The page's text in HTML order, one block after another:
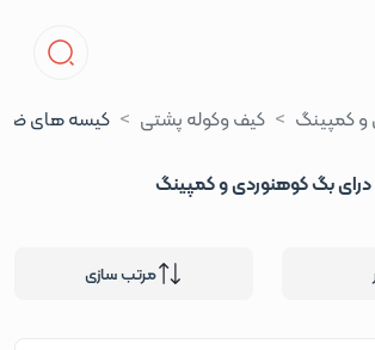
و کمپینگ کیف وکوله پشتی
کیسه های
بگ کوهنوردی و کمپینگ
مرتب سازی